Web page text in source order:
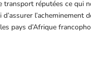
transport réputées ce qui
d’assurer l’acheminement
pays d’Afrique